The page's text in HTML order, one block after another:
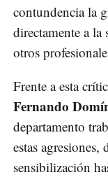
contundencia la
directamente a la
otros
Frente a esta
Fernando
departamento
estas
sensibilización